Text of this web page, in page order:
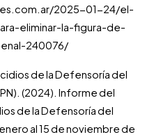
2025-01-24/el-
eliminar-la-figura-de-
240076/
de la Defensoría del
(2024). Informe del
de la Defensoría del
al 15 de noviembre de